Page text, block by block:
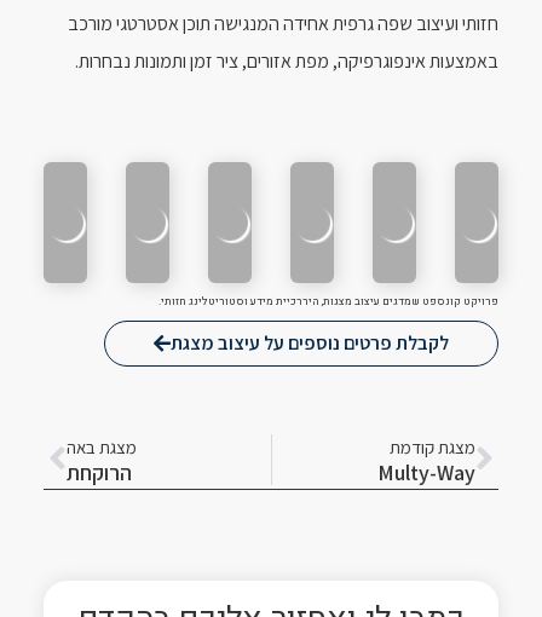
חזותי ועיצוב שפה גרפית אחידה המנגישה תוכן אסטרטגי מורכב
באמצעות אינפוגרפיקה, מפת אזורים, ציר זמן ותמונות נבחרות.
לקבלת פרטים נוספים על עיצוב מצגת
פרויקט קונספט שמדגים עיצוב מצגות, היררכיית מידע וסטוריטלינג חזותי.
קודם
מצגת קודמת
Multy-Way
מצגת באה
הרוקחת